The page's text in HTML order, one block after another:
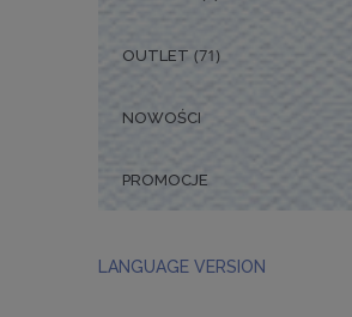
OUTLET (71)
NOWOŚCI
PROMOCJE
LANGUAGE VERSION